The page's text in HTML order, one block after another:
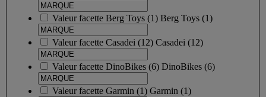
Valeur facette Berg Toys (1) Berg Toys (1)
Valeur facette Casadei (12) Casadei (12)
Valeur facette DinoBikes (6) DinoBikes (6)
Valeur facette Garmin (1) Garmin (1)